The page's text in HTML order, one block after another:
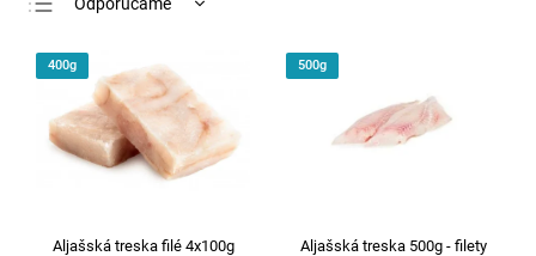
Najdrahšie
Najpredávanejšie
Abecedne
400g
Aljašská treska filé 4x100g
500g
Aljašská treska 500g - filety